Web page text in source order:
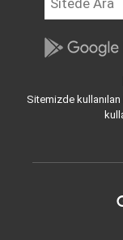
Sitemizde